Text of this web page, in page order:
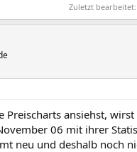
Zuletzt bearbeitet:
Preischarts ansiehst,
06 mit ihrer
neu und deshalb noch